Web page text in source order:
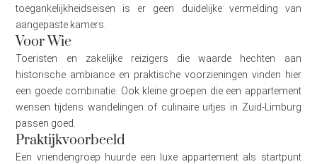
toegankelijkheidseisen is er geen duidelijke vermelding van
aangepaste kamers.
Voor Wie
Toeristen en zakelijke reizigers die waarde hechten aan
historische ambiance en praktische voorzieningen vinden hier
een goede combinatie. Ook kleine groepen die een appartement
wensen tijdens wandelingen of culinaire uitjes in Zuid-Limburg
passen goed.
Praktijkvoorbeeld
Een vriendengroep huurde een luxe appartement als startpunt